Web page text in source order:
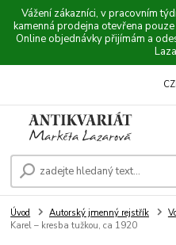
Vážení zákazníci, v pracovním
kamenná prodejna otevřena
Online objednávky přijímám a
Úvod Autorský jmenný rejstřík
Karel – kresba tužkou, ca 1920